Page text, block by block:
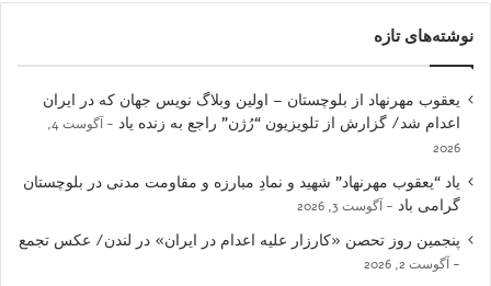
نوشته‌های تازه
یعقوب مهرنهاد از بلوچستان – اولین وبلاگ نویس جهان که در ایران
اعدام شد/ گزارش از تلویزیون “رُژن” راجع به زنده یاد
آگوست 4,
2026
یاد “یعقوب مهرنهاد” شهید و نمادِ مبارزه و مقاومت مدنی در بلوچستان
گرامی باد
آگوست 3, 2026
پنجمین روز تحصن «کارزار علیه اعدام در ایران» در لندن/ عکس تجمع
آگوست 2, 2026